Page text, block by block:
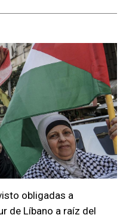
obligadas a
de Líbano a raíz del